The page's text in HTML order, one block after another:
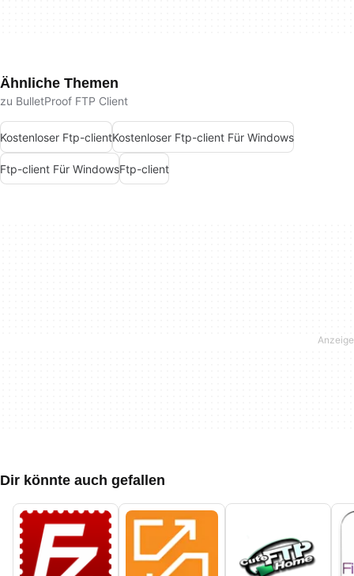
Ähnliche Themen
zu BulletProof FTP Client
Kostenloser Ftp-clientKostenloser Ftp-client Für Windows
Ftp-client Für WindowsFtp-client
Dir könnte auch gefallen